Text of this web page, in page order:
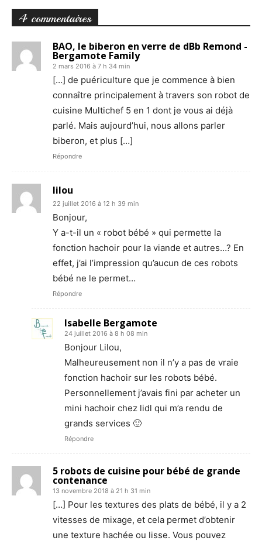
4 commentaires
BAO, le biberon en verre de dBb Remond -
Bergamote Family
2 mars 2016 à 7 h 34 min
[…] de puériculture que je commence à bien
connaître principalement à travers son robot de
cuisine Multichef 5 en 1 dont je vous ai déjà
parlé. Mais aujourd’hui, nous allons parler
biberon, et plus […]
Répondre
lilou
22 juillet 2016 à 12 h 39 min
Bonjour,
Y a-t-il un « robot bébé » qui permette la
fonction hachoir pour la viande et autres…? En
effet, j’ai l’impression qu’aucun de ces robots
bébé ne le permet…
Répondre
Isabelle Bergamote
24 juillet 2016 à 8 h 08 min
Bonjour Lilou,
Malheureusement non il n’y a pas de vraie
fonction hachoir sur les robots bébé.
Personnellement j’avais fini par acheter un
mini hachoir chez lidl qui m’a rendu de
grands services 🙂
Répondre
5 robots de cuisine pour bébé de grande
contenance
13 novembre 2018 à 21 h 31 min
[…] Pour les textures des plats de bébé, il y a 2
vitesses de mixage, et cela permet d’obtenir
une texture hachée ou lisse. Vous pouvez